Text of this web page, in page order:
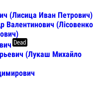
(Лисица Иван Петрович)
Валентинович (Лісовенко
Dead
(Лукаш Михайло